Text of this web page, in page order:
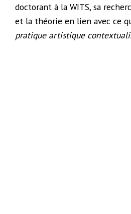
doctorant à la WITS, sa
et la théorie en lien avec ce
pratique artistique